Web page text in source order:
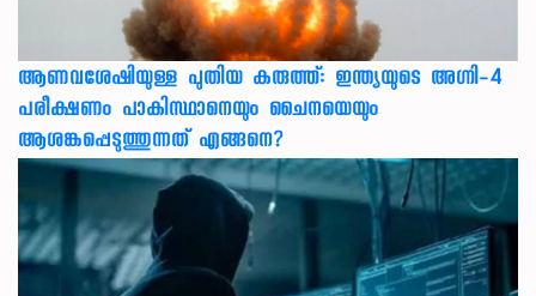
ആണവശേഷിയുള്ള പുതിയ കരുത്ത്: ഇന്ത്യയുടെ അഗ്നി-4
പരീക്ഷണം പാകിസ്ഥാനെയും ചൈനയെയും
ആശങ്കപ്പെടുത്തുന്നത് എങ്ങനെ?